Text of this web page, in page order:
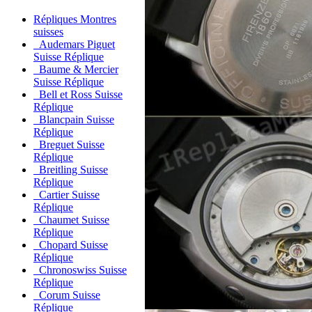
Répliques Montres
suisses
Audemars Piguet
Suisse Réplique
Baume & Mercier
Suisse Réplique
Bell et Ross Suisse
Réplique
Blancpain Suisse
Réplique
Breguet Suisse
Réplique
Breitling Suisse
Réplique
Cartier Suisse
Réplique
Chaumet Suisse
Réplique
Chopard Suisse
Réplique
Chronoswiss Suisse
Réplique
Corum Suisse
Réplique